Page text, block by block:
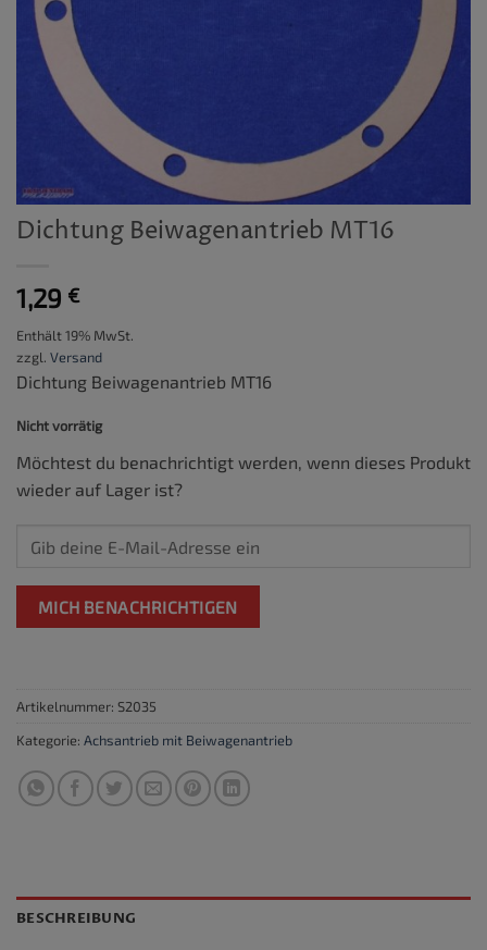
Dichtung Beiwagenantrieb MT16
1,29 €
Enthält 19% MwSt.
zzgl. Versand
Dichtung Beiwagenantrieb MT16
Nicht vorrätig
Möchtest du benachrichtigt werden, wenn dieses Produkt
wieder auf Lager ist?
MICH BENACHRICHTIGEN
Artikelnummer: S2035
Kategorie: Achsantrieb mit Beiwagenantrieb
BESCHREIBUNG